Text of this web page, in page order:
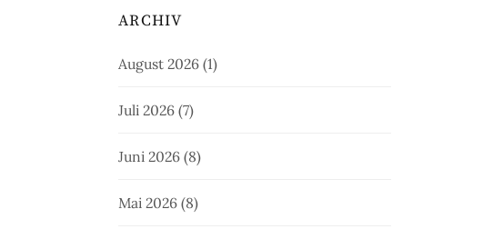
ARCHIV
August 2026 (1)
Juli 2026 (7)
Juni 2026 (8)
Mai 2026 (8)